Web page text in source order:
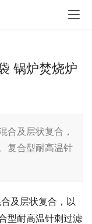
锅炉焚烧炉
合及层状复合，
复合型耐高温针
及层状复合，以
型耐高温针刺过滤